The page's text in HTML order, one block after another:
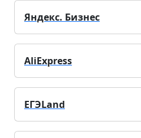
Яндекс. Бизнес
AliExpress
ЕГЭLand